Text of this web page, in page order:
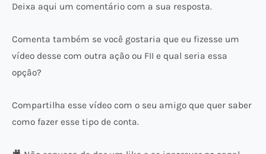
Deixa aqui um comentário com a sua resposta.
Comenta também se você gostaria que eu fizesse um
vídeo desse com outra ação ou FII e qual seria essa
opção?
Compartilha esse vídeo com o seu amigo que quer saber
como fazer esse tipo de conta.